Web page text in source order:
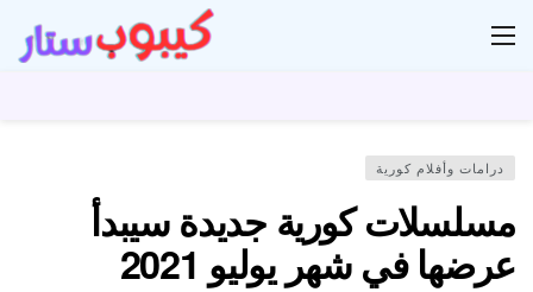
درامات وأفلام كورية
مسلسلات كورية جديدة سيبدأ
عرضها في شهر يوليو 2021